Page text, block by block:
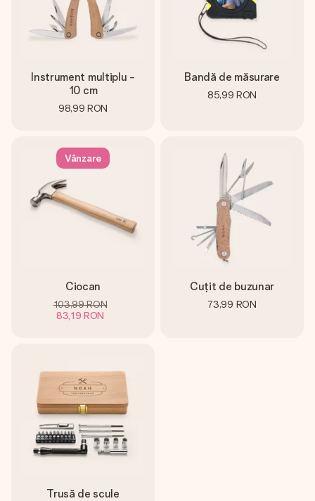
Instrument multiplu -
10 cm
98,99 RON
Bandă de măsurare
85,99 RON
Vânzare
Ciocan
103,99 RON
83,19 RON
Cuțit de buzunar
73,99 RON
Trusă de scule